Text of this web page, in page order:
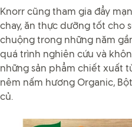
Knorr cũng tham gia đẩy
chay, ăn thực dưỡng tốt cho
chuộng trong những năm
quá trình nghiên cứu và
những sản phẩm chiết xuất
nêm nấm hương Organic,
củ.